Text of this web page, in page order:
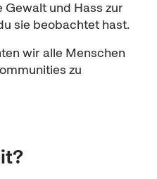
Gewalt und Hass zur
sie beobachtet hast.
wir alle Menschen
zu